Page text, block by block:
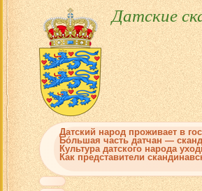
Датские
Датский народ проживает в
Бо́льшая часть датчан —
Культура датского народа
Как представители